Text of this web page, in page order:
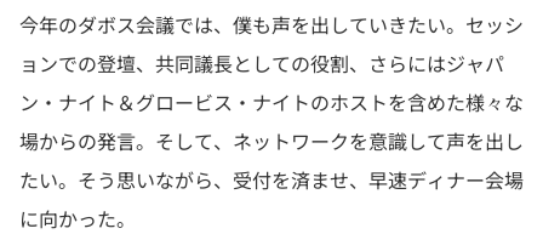
今年のダボス会議では、僕も声を出していきたい。セッシ
ョンでの登壇、共同議長としての役割、さらにはジャパ
ン・ナイト＆グロービス・ナイトのホストを含めた様々な
場からの発言。そして、ネットワークを意識して声を出し
たい。そう思いながら、受付を済ませ、早速ディナー会場
に向かった。